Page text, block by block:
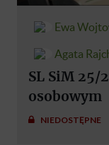
Ewa
Agata
SL SiM 25/
osobowym
NIEDOSTĘPNE